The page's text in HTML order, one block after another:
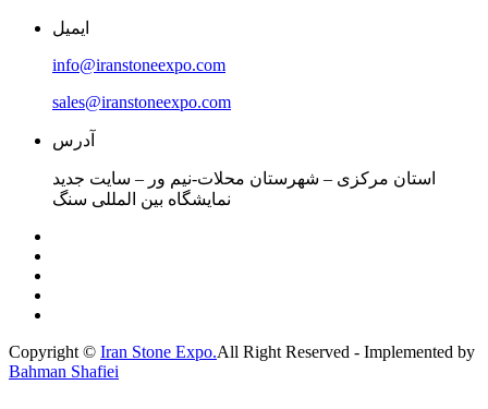
ایمیل
info@iranstoneexpo.com
sales@iranstoneexpo.com
آدرس
استان مرکزی – شهرستان محلات-نیم ور – سایت جدید
نمایشگاه بین المللی سنگ
Copyright © Iran Stone Expo.All Right Reserved - Implemented by
Bahman Shafiei